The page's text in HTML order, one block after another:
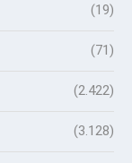
(19)
(71)
(2.422)
(3.128)